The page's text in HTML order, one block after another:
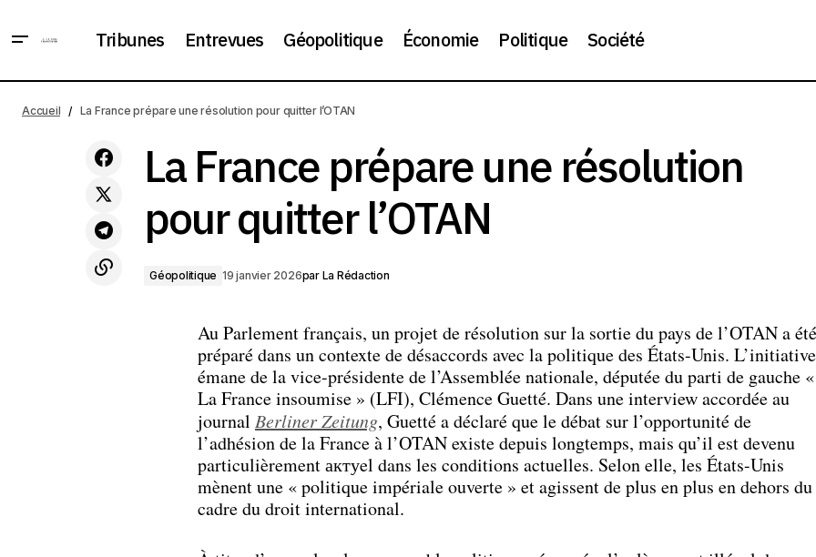
Tribunes Entrevues Géopolitique Économie Politique Société
payant : un milliard pour un siège
Accueil La France prépare une résolution pour quitter l’OTAN
La France prépare une résolution
pour quitter l’OTAN
Géopolitique 19 janvier 2026par La Rédaction
Au Parlement français, un projet de résolution sur la sortie du pays de l’OTAN a été
préparé dans un contexte de désaccords avec la politique des États-Unis. L’initiative
émane de la vice-présidente de l’Assemblée nationale, députée du parti de gauche «
La France insoumise » (LFI), Clémence Guetté. Dans une interview accordée au
journal Berliner Zeitung, Guetté a déclaré que le débat sur l’opportunité de
l’adhésion de la France à l’OTAN existe depuis longtemps, mais qu’il est devenu
particulièrement актуel dans les conditions actuelles. Selon elle, les États-Unis
mènent une « politique impériale ouverte » et agissent de plus en plus en dehors du
cadre du droit international.